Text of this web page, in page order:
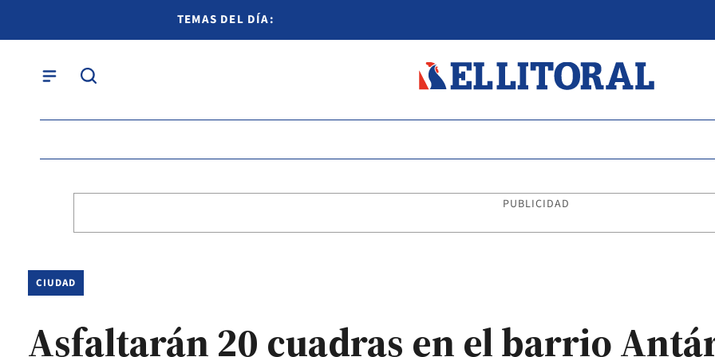
TEMAS DEL DÍA:
PUBLICIDAD
CIUDAD
Asfaltarán 20 cuadras en el barrio